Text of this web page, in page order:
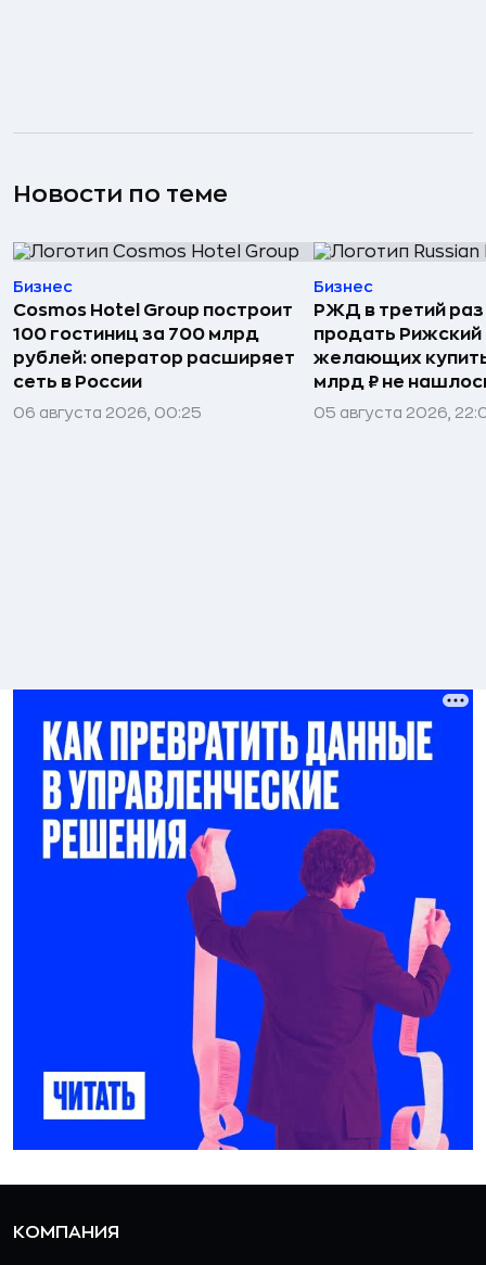
Новости по теме
Бизнес
Cosmos Hotel Group построит
100 гостиниц за 700 млрд
рублей: оператор расширяет
сеть в России
06 августа 2026, 00:25
Бизнес
РЖД в третий
продать Рижский
желающих
млрд ₽ не
05 августа 2026,
КОМПАНИЯ